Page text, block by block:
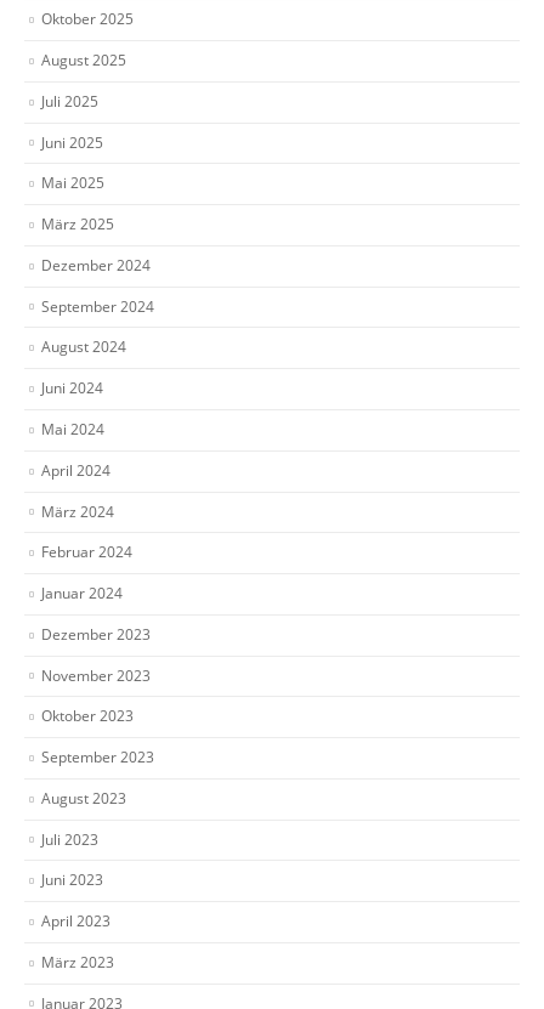
Oktober 2025
August 2025
Juli 2025
Juni 2025
Mai 2025
März 2025
Dezember 2024
September 2024
August 2024
Juni 2024
Mai 2024
April 2024
März 2024
Februar 2024
Januar 2024
Dezember 2023
November 2023
Oktober 2023
September 2023
August 2023
Juli 2023
Juni 2023
April 2023
März 2023
Januar 2023